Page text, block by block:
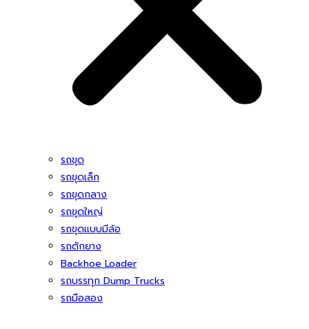
รถขุด
รถขุดเล็ก
รถขุดกลาง
รถขุดใหญ่
รถขุดแบบมีล้อ
รถตักยาง
Backhoe Loader
รถบรรทุก Dump Trucks
รถมือสอง